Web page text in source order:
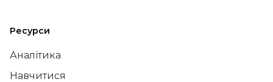
Ресурси
Аналітика
Навчитися